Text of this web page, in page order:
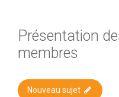
Présentation
membres
Nouveau sujet